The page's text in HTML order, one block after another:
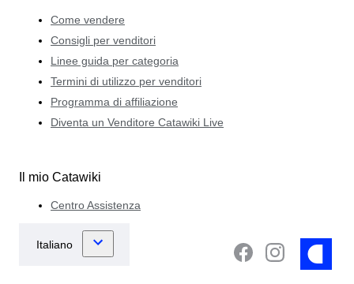
Come vendere
Consigli per venditori
Linee guida per categoria
Termini di utilizzo per venditori
Programma di affiliazione
Diventa un Venditore Catawiki Live
Il mio Catawiki
Centro Assistenza